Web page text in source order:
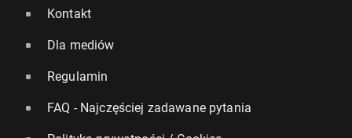
Kontakt
Dla mediów
Regulamin
FAQ - Najczęściej zadawane pytania